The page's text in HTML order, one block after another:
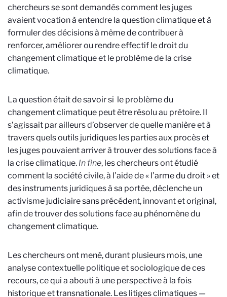
chercheurs se sont demandés comment les juges
avaient vocation à entendre la question climatique et à
formuler des décisions à même de contribuer à
renforcer, améliorer ou rendre effectif le droit du
changement climatique et le problème de la crise
climatique.
La question était de savoir si le problème du
changement climatique peut être résolu au prétoire. Il
s’agissait par ailleurs d’observer de quelle manière et à
travers quels outils juridiques les parties aux procès et
les juges pouvaient arriver à trouver des solutions face à
la crise climatique. In fine, les chercheurs ont étudié
comment la société civile, à l’aide de « l’arme du droit » et
des instruments juridiques à sa portée, déclenche un
activisme judiciaire sans précédent, innovant et original,
afin de trouver des solutions face au phénomène du
changement climatique.
Les chercheurs ont mené, durant plusieurs mois, une
analyse contextuelle politique et sociologique de ces
recours, ce qui a abouti à une perspective à la fois
historique et transnationale. Les litiges climatiques —